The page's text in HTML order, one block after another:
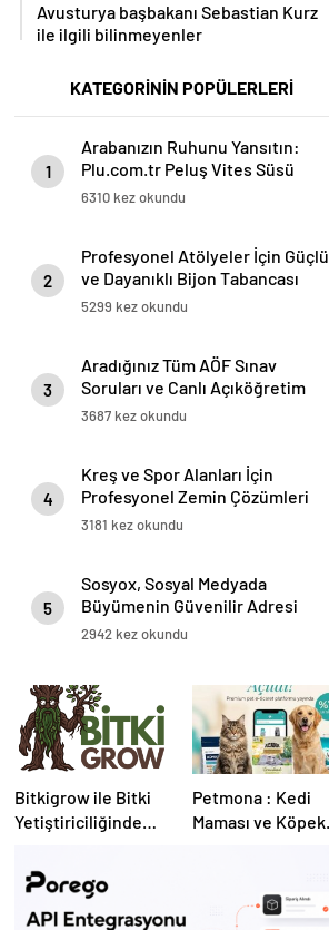
Avusturya başbakanı Sebastian Kurz
ile ilgili bilinmeyenler
KATEGORİNİN POPÜLERLERİ
1
Arabanızın Ruhunu Yansıtın:
Plu.com.tr Peluş Vites Süsü
Modelleri
6310 kez okundu
2
Profesyonel Atölyeler İçin Güçlü
ve Dayanıklı Bijon Tabancası
Çözümleri
5299 kez okundu
3
Aradığınız Tüm AÖF Sınav
Soruları ve Canlı Açıköğretim
Forumu Burada
3687 kez okundu
4
Kreş ve Spor Alanları İçin
Profesyonel Zemin Çözümleri
3181 kez okundu
5
Sosyox, Sosyal Medyada
Büyümenin Güvenilir Adresi
Olarak Öne Çıkıyor
2942 kez okundu
Bitkigrow ile Bitki
Yetiştiriciliğinde
Ürün Seçimi
Petmona : Kedi
Maması ve Köpek